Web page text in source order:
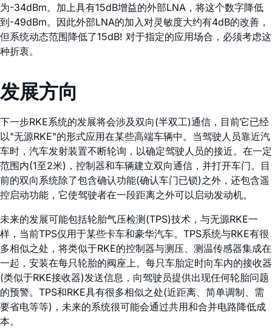
为-34dBm。加上具有15dB增益的外部LNA，将这个数字降低
到-49dBm。因此外部LNA的加入对灵敏度大约有4dB的改善，
但系统动态范围降低了15dB! 对于指定的应用场合，必须考虑这
种折衷。
发展方向
下一步RKE系统的发展将会涉及双向(半双工)通信，目前它已经
以"无源RKE"的形式应用在某些高端车辆中。当驾驶人员靠近汽
车时，汽车发射装置不断轮询，以确定驾驶人员的接近。在一定
范围内(1至2米)，控制器和车辆建立双向通信，并打开车门。目
前的双向系统除了包含确认功能(确认车门已锁)之外，还包含遥
控启动功能，它使驾驶者在一段距离之外可以启动发动机。
未来的发展可能包括轮胎气压检测(TPS)技术，与无源RKE一
样，当前TPS仅用于某些卡车和豪华汽车。TPS系统与RKE有很
多相似之处，将类似于RKE的控制器与测压、测温传感器集成在
一起，安装在每只轮胎的阀座上。每只车胎定时向车内的接收器
(类似于RKE接收器)发送信息，向驾驶员提供出现任何轮胎问题
的预警。TPS和RKE具有很多相似之处(近距离、简单调制、需
要省电等等)，未来的系统很可能会通过共用和合并电路降低成
本。